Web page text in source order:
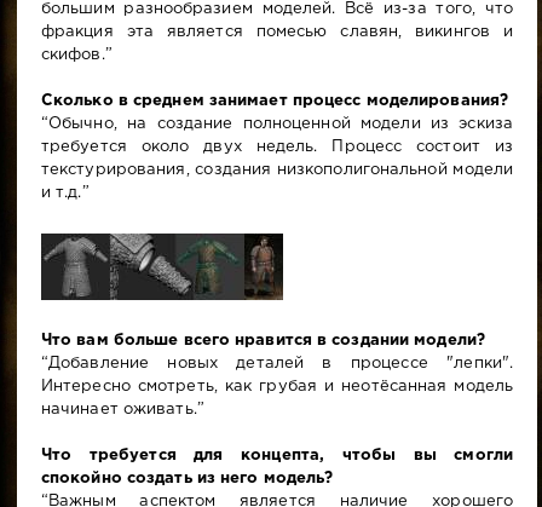
большим разнообразием моделей. Всё из-за того, что
фракция эта является помесью славян, викингов и
скифов.”
Сколько в среднем занимает процесс моделирования?
“Обычно, на создание полноценной модели из эскиза
требуется около двух недель. Процесс состоит из
текстурирования, создания низкополигональной модели
и т.д.”
Что вам больше всего нравится в создании модели?
“Добавление новых деталей в процессе "лепки".
Интересно смотреть, как грубая и неотёсанная модель
начинает оживать.”
Что требуется для концепта, чтобы вы смогли
спокойно создать из него модель?
“Важным аспектом является наличие хорошего